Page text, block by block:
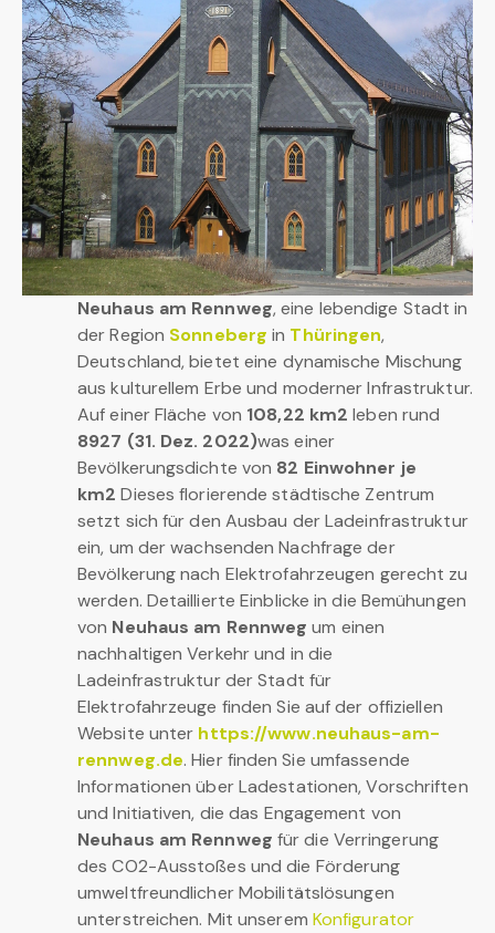
Neuhaus am Rennweg, eine lebendige Stadt in
der Region Sonneberg in Thüringen,
Deutschland, bietet eine dynamische Mischung
aus kulturellem Erbe und moderner Infrastruktur.
Auf einer Fläche von 108,22 km2 leben rund
8927 (31. Dez. 2022)was einer
Bevölkerungsdichte von 82 Einwohner je
km2 Dieses florierende städtische Zentrum
setzt sich für den Ausbau der Ladeinfrastruktur
ein, um der wachsenden Nachfrage der
Bevölkerung nach Elektrofahrzeugen gerecht zu
werden. Detaillierte Einblicke in die Bemühungen
von Neuhaus am Rennweg um einen
nachhaltigen Verkehr und in die
Ladeinfrastruktur der Stadt für
Elektrofahrzeuge finden Sie auf der offiziellen
Website unter https://www.neuhaus-am-
rennweg.de. Hier finden Sie umfassende
Informationen über Ladestationen, Vorschriften
und Initiativen, die das Engagement von
Neuhaus am Rennweg für die Verringerung
des CO2-Ausstoßes und die Förderung
umweltfreundlicher Mobilitätslösungen
unterstreichen. Mit unserem Konfigurator